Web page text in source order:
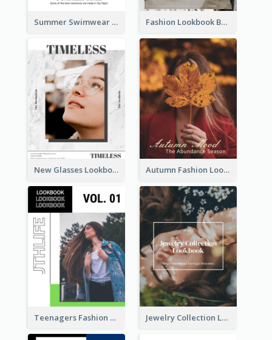
Summer Swimwear Lookbook Fashion Lookbook Business Portfolio
New Glasses Lookbook Autumn Fashion Lookbook
Teenagers Fashion Lookbook Jewelry Collection Lookbook